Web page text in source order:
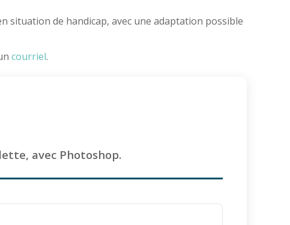
situation de handicap, avec une adaptation possible
courriel.
avec Photoshop.